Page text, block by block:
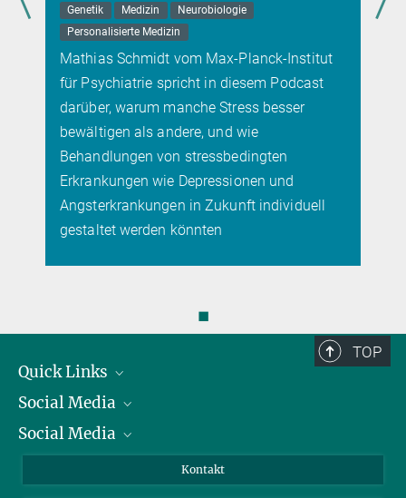
Genetik
Medizin
Neurobiologie
Personalisierte Medizin
Mathias Schmidt vom Max-Planck-Institut
für Psychiatrie spricht in diesem Podcast
darüber, warum manche Stress besser
bewältigen als andere, und wie
Behandlungen von stressbedingten
Erkrankungen wie Depressionen und
Angsterkrankungen in Zukunft individuell
gestaltet werden könnten
◼
TOP
Quick Links
Präsident
Zahlen und Fakten
Social Media
Bluesky
Social Media
Kontakt